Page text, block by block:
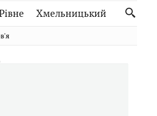
Хмельницький
Словко